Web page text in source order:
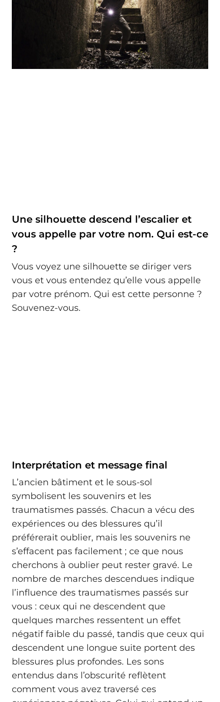
Une silhouette descend l’escalier et
vous appelle par votre nom. Qui est-ce
?
Vous voyez une silhouette se diriger vers
vous et vous entendez qu’elle vous appelle
par votre prénom. Qui est cette personne ?
Souvenez-vous.
Interprétation et message final
L’ancien bâtiment et le sous‑sol
symbolisent les souvenirs et les
traumatismes passés. Chacun a vécu des
expériences ou des blessures qu’il
préférerait oublier, mais les souvenirs ne
s’effacent pas facilement ; ce que nous
cherchons à oublier peut rester gravé. Le
nombre de marches descendues indique
l’influence des traumatismes passés sur
vous : ceux qui ne descendent que
quelques marches ressentent un effet
négatif faible du passé, tandis que ceux qui
descendent une longue suite portent des
blessures plus profondes. Les sons
entendus dans l’obscurité reflètent
comment vous avez traversé ces